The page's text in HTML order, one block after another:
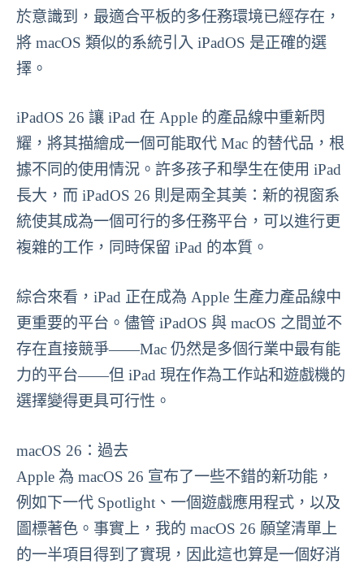
於意識到，最適合平板的多任務環境已經存在，
將 macOS 類似的系統引入 iPadOS 是正確的選
擇。
iPadOS 26 讓 iPad 在 Apple 的產品線中重新閃
耀，將其描繪成一個可能取代 Mac 的替代品，根
據不同的使用情況。許多孩子和學生在使用 iPad
長大，而 iPadOS 26 則是兩全其美：新的視窗系
統使其成為一個可行的多任務平台，可以進行更
複雜的工作，同時保留 iPad 的本質。
綜合來看，iPad 正在成為 Apple 生產力產品線中
更重要的平台。儘管 iPadOS 與 macOS 之間並不
存在直接競爭——Mac 仍然是多個行業中最有能
力的平台——但 iPad 現在作為工作站和遊戲機的
選擇變得更具可行性。
macOS 26：過去
Apple 為 macOS 26 宣布了一些不錯的新功能，
例如下一代 Spotlight、一個遊戲應用程式，以及
圖標著色。事實上，我的 macOS 26 願望清單上
的一半項目得到了實現，因此這也算是一個好消